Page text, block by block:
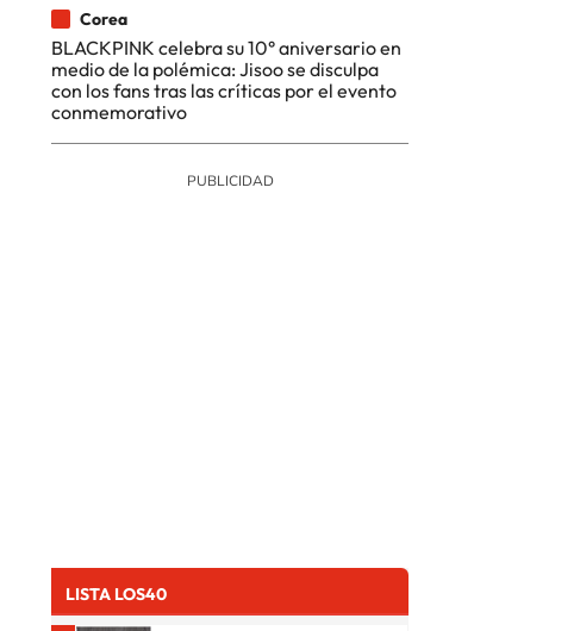
Corea
BLACKPINK celebra su 10° aniversario en
medio de la polémica: Jisoo se disculpa
con los fans tras las críticas por el evento
conmemorativo
LISTA LOS40